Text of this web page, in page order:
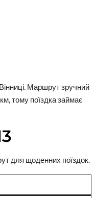
Маршрут зручний
тому поїздка займає
для щоденних поїздок.